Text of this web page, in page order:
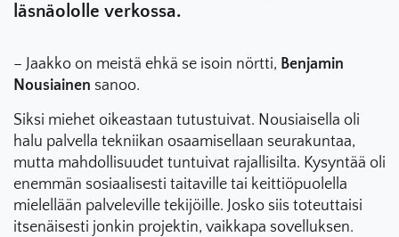
läsnäololle verkossa.
– Jaakko on meistä ehkä se isoin nörtti, Benjamin
Nousiainen sanoo.
Siksi miehet oikeastaan tutustuivat. Nousiaisella oli
halu palvella tekniikan osaamisellaan seurakuntaa,
mutta mahdollisuudet tuntuivat rajallisilta. Kysyntää oli
enemmän sosiaalisesti taitaville tai keittiöpuolella
mielellään palveleville tekijöille. Josko siis toteuttaisi
itsenäisesti jonkin projektin, vaikkapa sovelluksen.